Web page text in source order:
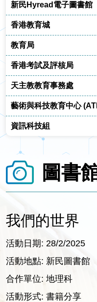
新民Hyread電子圖書館
香港教育城
教育局
香港考試及評核局
天主教教育事務處
藝術與科技教育中心
資訊科技組
圖書
我們的世界
活動日期: 28/2/2025
活動地點: 新民圖書館
合作單位: 地理科
活動形式: 書籍分享